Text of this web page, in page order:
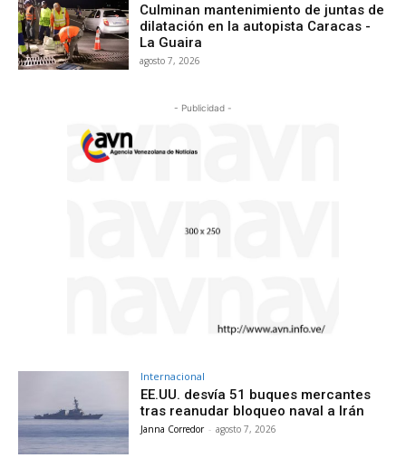
Culminan mantenimiento de juntas de
dilatación en la autopista Caracas -
La Guaira
agosto 7, 2026
- Publicidad -
Internacional
EE.UU. desvía 51 buques mercantes
tras reanudar bloqueo naval a Irán
Janna Corredor - agosto 7, 2026